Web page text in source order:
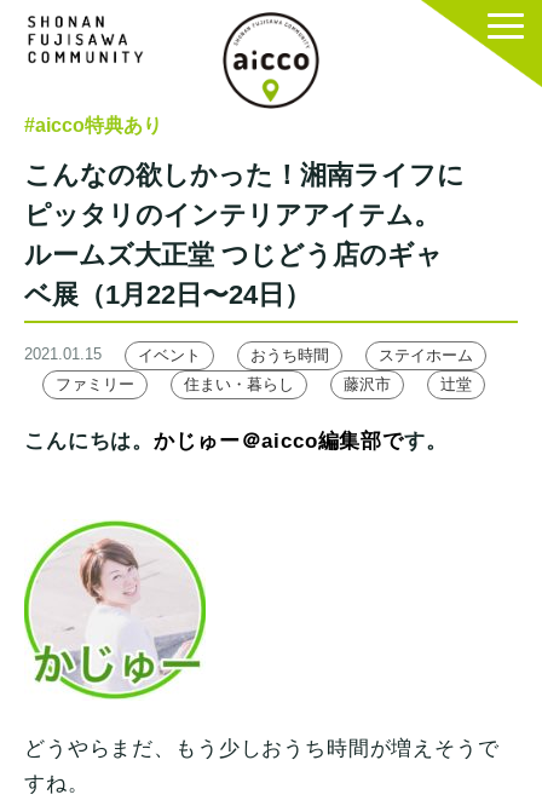
#aicco特典あり
こんなの欲しかった！湘南ライフに
ピッタリのインテリアアイテム。
ルームズ大正堂 つじどう店のギャ
ベ展（1月22日〜24日）
2021.01.15 イベント おうち時間
ステイホーム
ファミリー
住まい・暮らし 藤沢市 辻堂
こんにちは。かじゅー＠aicco編集部です。
どうやらまだ、もう少しおうち時間が増えそうで
すね。